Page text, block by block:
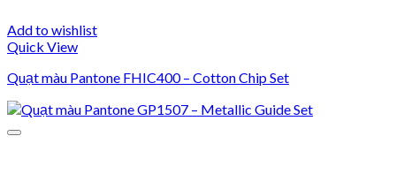
Add to wishlist
Quick View
Quạt màu Pantone FHIC400 – Cotton Chip Set